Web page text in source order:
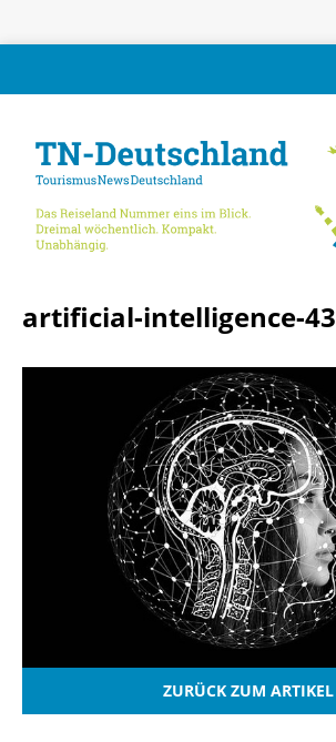
artificial-intelligence-
ZURÜCK ZUM ARTIKEL